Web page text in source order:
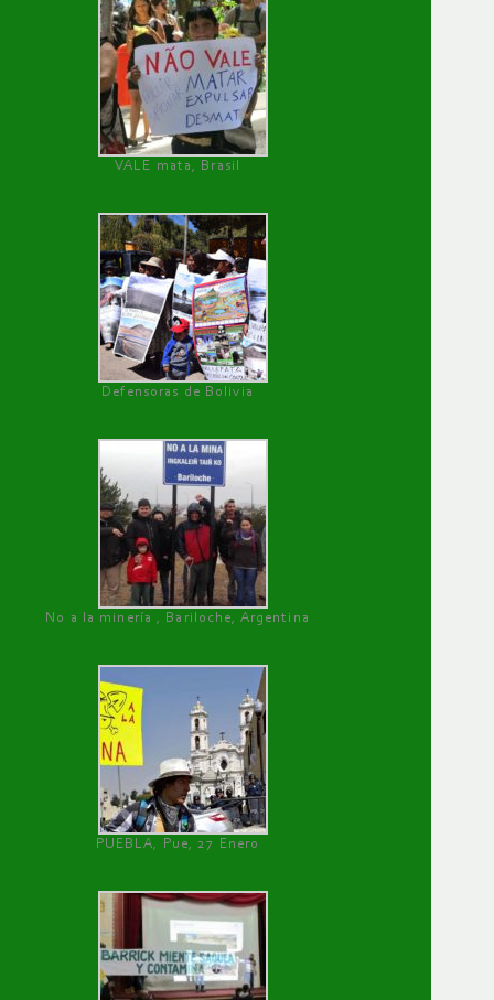
VALE mata, Brasil
Defensoras de Bolivia
No a la minería , Bariloche, Argentina
PUEBLA, Pue, 27 Enero